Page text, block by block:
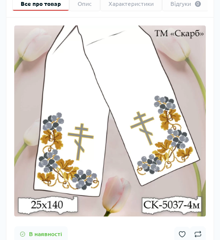
Все про товар Опис Характеристики Відгуки 0
В наявності